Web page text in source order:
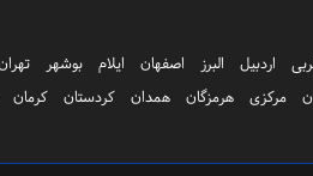
اردبیل البرز اصفهان ایلام بوشهر
مرکزی هرمزگان همدان کردستان کرمان